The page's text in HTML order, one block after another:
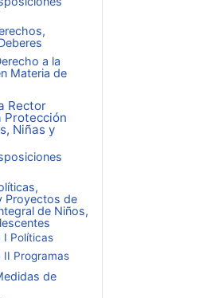
Actuación de los medios de
a la
Materia de
Rector
Protección
Niñas y
Proyectos de
de Niños,
I Políticas
II Programas
de